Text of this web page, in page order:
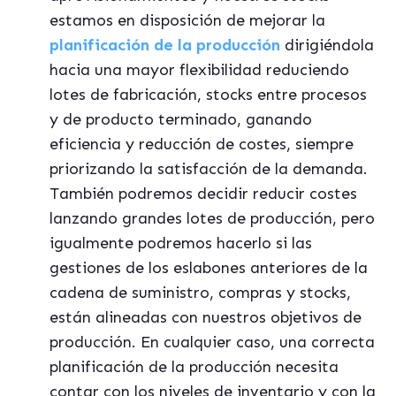
estamos en disposición de mejorar la
planificación de la producción dirigiéndola
hacia una mayor flexibilidad reduciendo
lotes de fabricación, stocks entre procesos
y de producto terminado, ganando
eficiencia y reducción de costes, siempre
priorizando la satisfacción de la demanda.
También podremos decidir reducir costes
lanzando grandes lotes de producción, pero
igualmente podremos hacerlo si las
gestiones de los eslabones anteriores de la
cadena de suministro, compras y stocks,
están alineadas con nuestros objetivos de
producción. En cualquier caso, una correcta
planificación de la producción necesita
contar con los niveles de inventario y con la